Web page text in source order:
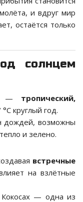
и вдруг мир
остаётся только
солнцем
— тропический,
круглый год.
дождей, возможны
и зелено.
встречные
на взлётные
— одна из